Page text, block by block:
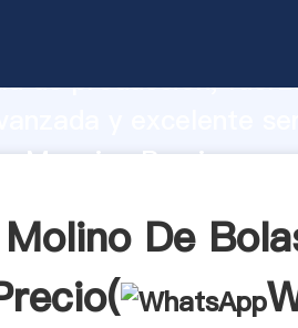
de producción,
Maquina Precio
De